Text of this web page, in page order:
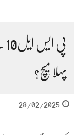
پہلا میچ؟
28/02/2025